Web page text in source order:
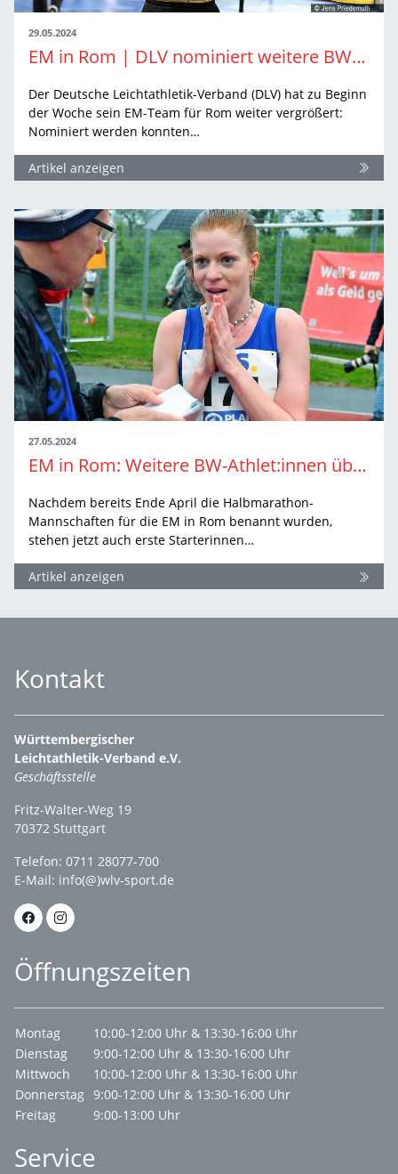
29.05.2024
EM in Rom | DLV nominiert weitere BW-Athlet:innen für deutsches Team
Der Deutsche Leichtathletik-Verband (DLV) hat zu Beginn
der Woche sein EM-Team für Rom weiter vergrößert:
Nominiert werden konnten…
Artikel anzeigen
27.05.2024
EM in Rom: Weitere BW-Athlet:innen über 10.000 Meter und im Zehnkampf nominiert
Nachdem bereits Ende April die Halbmarathon-
Mannschaften für die EM in Rom benannt wurden,
stehen jetzt auch erste Starterinnen…
Artikel anzeigen
Kontakt
Württembergischer
Leichtathletik-Verband e.V.
Geschäftsstelle
Fritz-Walter-Weg 19
70372 Stuttgart
Telefon: 0711 28077-700
E-Mail: info(@)wlv-sport.de
Öffnungszeiten
Montag
10:00-12:00 Uhr & 13:30-16:00 Uhr
Dienstag
9:00-12:00 Uhr & 13:30-16:00 Uhr
Mittwoch
10:00-12:00 Uhr & 13:30-16:00 Uhr
Donnerstag 9:00-12:00 Uhr & 13:30-16:00 Uhr
Freitag
9:00-13:00 Uhr
Service